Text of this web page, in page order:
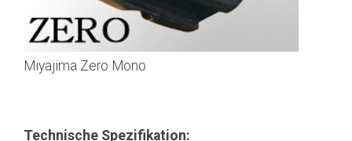
Miyajima Zero Mono
Technische Spezifikation: